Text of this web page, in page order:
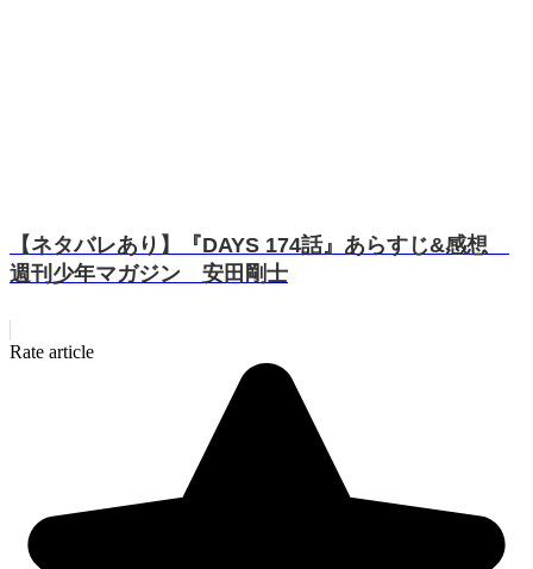
【ネタバレあり】『DAYS 174話』あらすじ&感想
週刊少年マガジン 安田剛士
Rate article